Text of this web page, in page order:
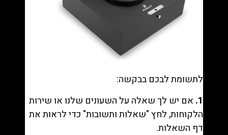
לתשומת לבכם בבקשה:
1. אם יש לך שאלה על השעונים שלנו או שירות
הלקוחות, לחץ "שאלות ותשובות" כדי לראות את
דף השאלות.